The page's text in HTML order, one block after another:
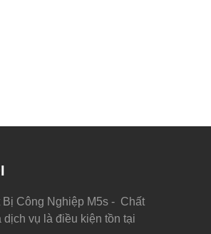
Bị Công Nghiệp M5s - Chất
dịch vụ là điều kiện tồn tại